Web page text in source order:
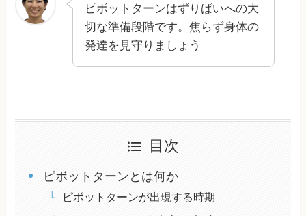
ピボットターンはずりばいへの大
切な準備段階です。焦らず身体の
発達を見守りましょう
目次
ピボットターンとは何か
ピボットターンが出現する時期